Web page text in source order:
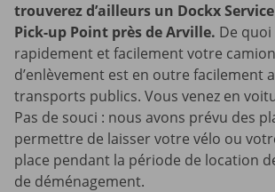
trouverez d’ailleurs un Dockx
Pick-up Point près de Arville. De
rapidement et facilement votre
d’enlèvement est en outre facilement
transports publics. Vous venez en
Pas de souci : nous avons prévu des
permettre de laisser votre vélo ou
place pendant la période de location
de déménagement.